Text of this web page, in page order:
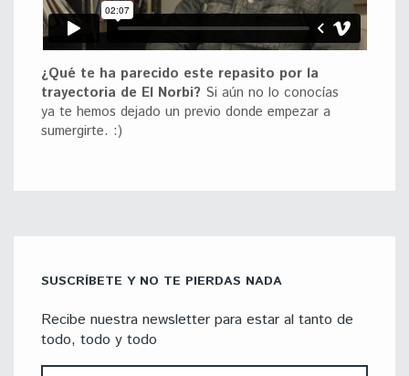
¿Qué te ha parecido este repasito por la
trayectoria de El Norbi? Si aún no lo conocías
ya te hemos dejado un previo donde empezar a
sumergirte. :)
SUSCRÍBETE Y NO TE PIERDAS NADA
Recibe nuestra newsletter para estar al tanto de
todo, todo y todo